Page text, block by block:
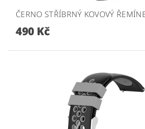
ČERNO STŘÍBRNÝ KOVOVÝ
490 Kč